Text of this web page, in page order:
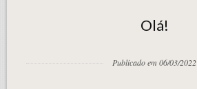
Olá!
Publicado em 06/03/2022